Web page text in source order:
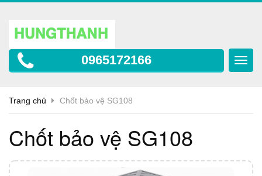
0965172166
Trang chủ Chốt bảo vệ SG108
Chốt bảo vệ SG108